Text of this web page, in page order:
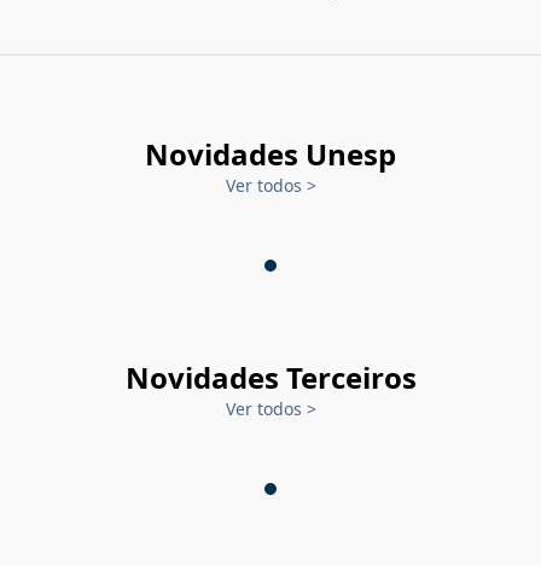
Novidades Unesp
Ver todos >
Novidades Terceiros
Ver todos >